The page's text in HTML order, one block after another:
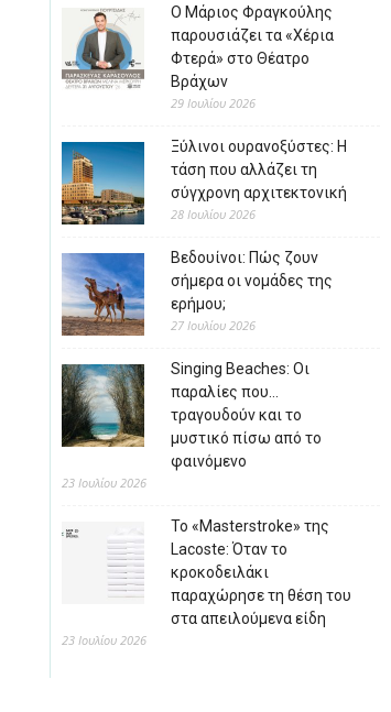
Ο Μάριος Φραγκούλης
παρουσιάζει τα «Χέρια
Φτερά» στο Θέατρο
Βράχων
29 Ιουλίου 2026
Ξύλινοι ουρανοξύστες: Η
τάση που αλλάζει τη
σύγχρονη αρχιτεκτονική
28 Ιουλίου 2026
Βεδουίνοι: Πώς ζουν
σήμερα οι νομάδες της
ερήμου;
27 Ιουλίου 2026
Singing Beaches: Οι
παραλίες που…
τραγουδούν και το
μυστικό πίσω από το
φαινόμενο
23 Ιουλίου 2026
Το «Masterstroke» της
Lacoste: Όταν το
κροκοδειλάκι
παραχώρησε τη θέση του
στα απειλούμενα είδη
23 Ιουλίου 2026